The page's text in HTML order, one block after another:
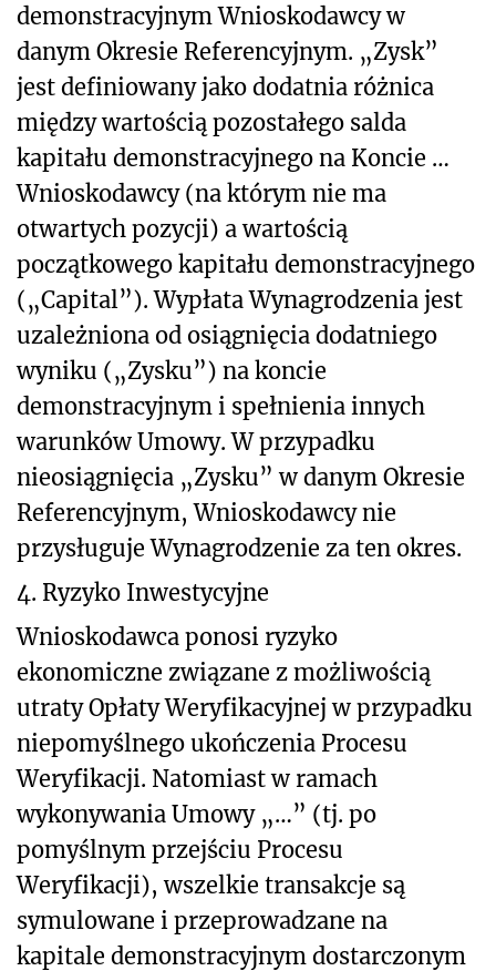
demonstracyjnym Wnioskodawcy w
danym Okresie Referencyjnym. „Zysk”
jest definiowany jako dodatnia różnica
między wartością pozostałego salda
kapitału demonstracyjnego na Koncie …
Wnioskodawcy (na którym nie ma
otwartych pozycji) a wartością
początkowego kapitału demonstracyjnego
(„Capital”). Wypłata Wynagrodzenia jest
uzależniona od osiągnięcia dodatniego
wyniku („Zysku”) na koncie
demonstracyjnym i spełnienia innych
warunków Umowy. W przypadku
nieosiągnięcia „Zysku” w danym Okresie
Referencyjnym, Wnioskodawcy nie
przysługuje Wynagrodzenie za ten okres.
4. Ryzyko Inwestycyjne
Wnioskodawca ponosi ryzyko
ekonomiczne związane z możliwością
utraty Opłaty Weryfikacyjnej w przypadku
niepomyślnego ukończenia Procesu
Weryfikacji. Natomiast w ramach
wykonywania Umowy „…” (tj. po
pomyślnym przejściu Procesu
Weryfikacji), wszelkie transakcje są
symulowane i przeprowadzane na
kapitale demonstracyjnym dostarczonym